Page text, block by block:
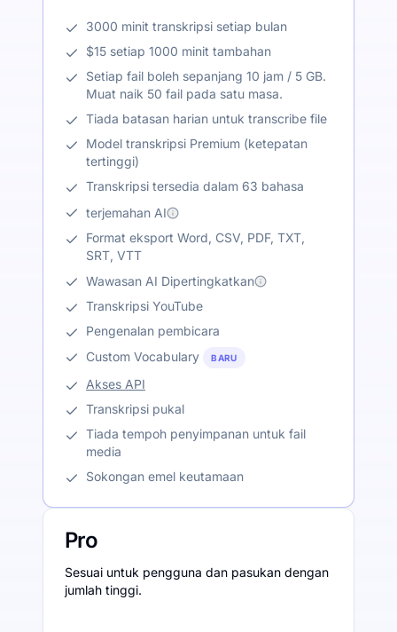
3000 minit transkripsi setiap bulan
$15 setiap 1000 minit tambahan
Setiap fail boleh sepanjang 10 jam / 5 GB.
Muat naik 50 fail pada satu masa.
Tiada batasan harian untuk transcribe file
Model transkripsi Premium (ketepatan
tertinggi)
Transkripsi tersedia dalam 63 bahasa
terjemahan AI
Format eksport Word, CSV, PDF, TXT,
SRT, VTT
Wawasan AI Dipertingkatkan
Transkripsi YouTube
Pengenalan pembicara
Custom Vocabulary
BARU
Akses API
Transkripsi pukal
Tiada tempoh penyimpanan untuk fail
media
Sokongan emel keutamaan
Pro
Sesuai untuk pengguna dan pasukan dengan
jumlah tinggi.